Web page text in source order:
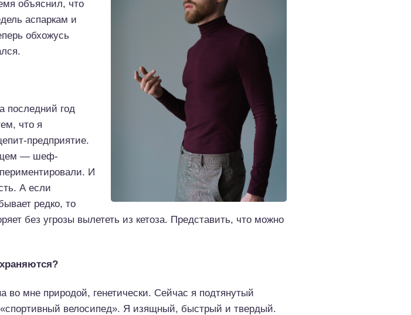
объяснил, что
аспаркам и
обхожусь
последний год
что я
предприятие.
— шеф-
И
А если
редко, то
без угрозы вылететь из кетоза. Представить, что можно
мне природой, генетически. Сейчас я подтянутый
велосипед». Я изящный, быстрый и твердый.